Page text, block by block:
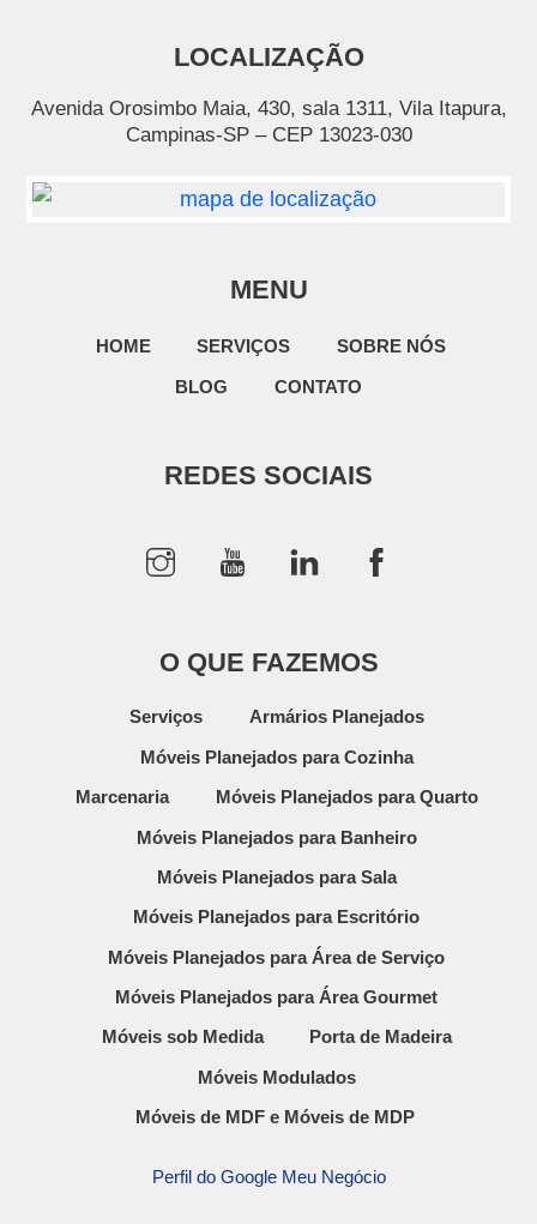
LOCALIZAÇÃO
Avenida Orosimbo Maia, 430, sala 1311, Vila Itapura,
Campinas-SP – CEP 13023-030
MENU
HOME SERVIÇOS
SOBRE NÓS
BLOG
CONTATO
REDES SOCIAIS
O QUE FAZEMOS
Serviços
Armários Planejados
Móveis Planejados para Cozinha
Marcenaria
Móveis Planejados para Quarto
Móveis Planejados para Banheiro
Móveis Planejados para Sala
Móveis Planejados para Escritório
Móveis Planejados para Área de Serviço
Móveis Planejados para Área Gourmet
Móveis sob Medida
Porta de Madeira
Móveis Modulados
Móveis de MDF e Móveis de MDP
Perfil do Google Meu Negócio